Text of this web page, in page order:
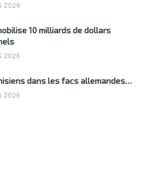
2026
10 milliards de dollars
2026
dans les facs allemandes…
2026